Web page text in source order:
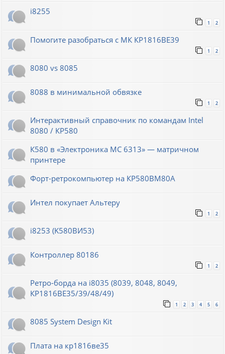
i8255
1 2
Помогите разобраться с МК КР1816ВЕ39
1 2
8080 vs 8085
8088 в минимальной обвязке
1 2
Интерактивный справочник по командам Intel
8080 / КР580
К580 в «Электроника МС 6313» — матричном
принтере
Форт-ретрокомпьютер на КР580ВМ80А
Интел покупает Альтеру
1 2
i8253 (K580ВИ53)
Контроллер 80186
1 2
Ретро-борда на i8035 (8039, 8048, 8049,
КР1816ВЕ35/39/48/49)
1 2 3 4 5 6
8085 System Design Kit
Плата на кр1816ве35